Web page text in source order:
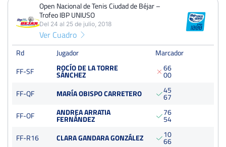
Open Nacional de Tenis Ciudad de Béjar –
Trofeo IBP UNIUSO
Del 24 al 25 de julio, 2018
Ver Cuadro
Rd Jugador
Marcador
FF-SF
ROCÍO DE LA TORRE
SÁNCHEZ
6
0
6
0
FF-QF
MARÍA OBISPO CARRETERO 4
6
5
7
FF-OF
ANDREA ARRATIA
FERNÁNDEZ
7
5
6
4
FF-R16
CLARA GANDARA GONZÁLEZ 1
6
0
6